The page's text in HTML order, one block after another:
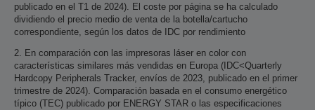
publicado en el T1 de 2024). El coste por página se ha calculado
dividiendo el precio medio de venta de la botella/cartucho
correspondiente, según los datos de IDC por rendimiento
2. En comparación con las impresoras láser en color con
características similares más vendidas en Europa (IDC<Quarterly
Hardcopy Peripherals Tracker, envíos de 2023, publicado en el primer
trimestre de 2024). Comparación basada en el consumo energético
típico (TEC) publicado por ENERGY STAR o las especificaciones